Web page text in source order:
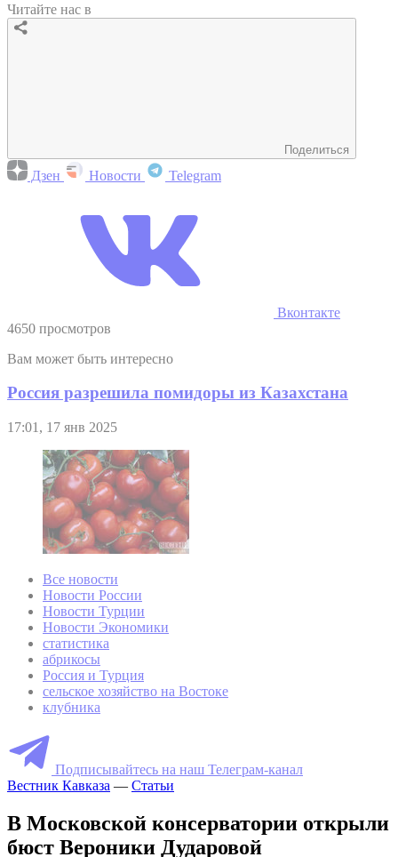
Читайте нас в
Поделиться
Дзен Новости Telegram
Вконтакте
4650 просмотров
Вам может быть интересно
Россия разрешила помидоры из Казахстана
17:01, 17 янв 2025
Все новости
Новости России
Новости Турции
Новости Экономики
статистика
абрикосы
Россия и Турция
сельское хозяйство на Востоке
клубника
Подписывайтесь на наш Телеграм-канал
Вестник Кавказа — Статьи
В Московской консерватории открыли
бюст Вероники Дударовой